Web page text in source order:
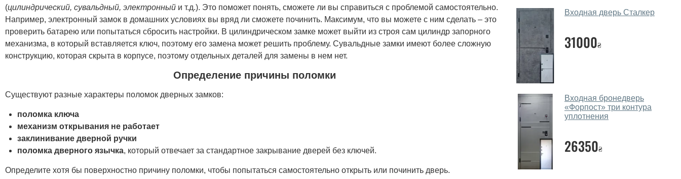
(цилиндрический, сувальдный, электронный и т.д.). Это поможет понять, сможете ли вы справиться с проблемой самостоятельно.
Например, электронный замок в домашних условиях вы вряд ли сможете починить. Максимум, что вы можете с ним сделать – это
проверить батарею или попытаться сбросить настройки. В цилиндрическом замке может выйти из строя сам цилиндр запорного
механизма, в который вставляется ключ, поэтому его замена может решить проблему. Сувальдные замки имеют более сложную
конструкцию, которая скрыта в корпусе, поэтому отдельных деталей для замены в нем нет.
Определение причины поломки
Существуют разные характеры поломок дверных замков:
поломка ключа
механизм открывания не работает
заклинивание дверной ручки
поломка дверного язычка, который отвечает за стандартное закрывание дверей без ключей.
Определите хотя бы поверхностно причину поломки, чтобы попытаться самостоятельно открыть или починить дверь.
Входная дверь Сталкер
31000₴
Входная бронедверь
«Форпост» три контура
уплотнения
26350₴